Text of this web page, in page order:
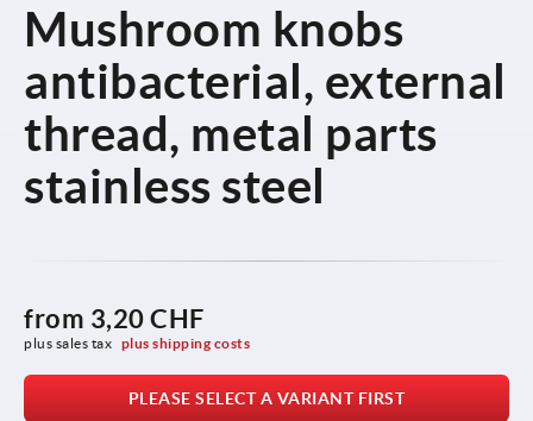
Mushroom knobs
antibacterial, external
thread, metal parts
stainless steel
from 3,20 CHF
plus sales tax plus shipping costs
PLEASE SELECT A VARIANT FIRST